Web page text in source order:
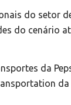
do setor
do cenário
da
da